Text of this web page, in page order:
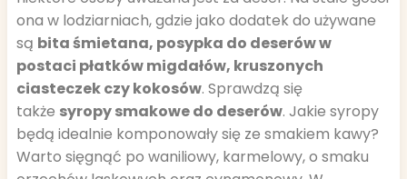
ona w lodziarniach, gdzie jako dodatek do używane
są bita śmietana, posypka do deserów w
postaci płatków migdałów, kruszonych
ciasteczek czy kokosów. Sprawdzą się
także syropy smakowe do deserów. Jakie syropy
będą idealnie komponowały się ze smakiem kawy?
Warto sięgnąć po waniliowy, karmelowy, o smaku